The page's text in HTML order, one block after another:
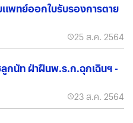
พทย์ออกใบรับรองการตาย
25 ส.ค. 2564
กนัท ฝ่าฝืนพ.ร.ก.ฉุกเฉินฯ -
23 ส.ค. 2564